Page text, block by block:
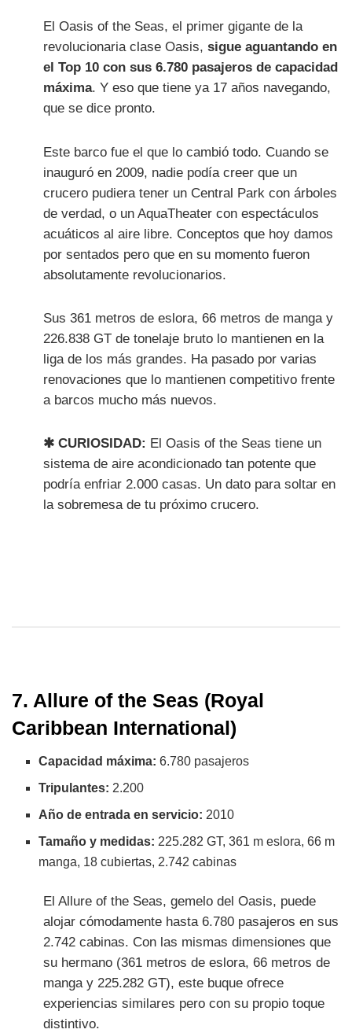
El Oasis of the Seas, el primer gigante de la
revolucionaria clase Oasis, sigue aguantando en
el Top 10 con sus 6.780 pasajeros de capacidad
máxima. Y eso que tiene ya 17 años navegando,
que se dice pronto.
Este barco fue el que lo cambió todo. Cuando se
inauguró en 2009, nadie podía creer que un
crucero pudiera tener un Central Park con árboles
de verdad, o un AquaTheater con espectáculos
acuáticos al aire libre. Conceptos que hoy damos
por sentados pero que en su momento fueron
absolutamente revolucionarios.
Sus 361 metros de eslora, 66 metros de manga y
226.838 GT de tonelaje bruto lo mantienen en la
liga de los más grandes. Ha pasado por varias
renovaciones que lo mantienen competitivo frente
a barcos mucho más nuevos.
✱ CURIOSIDAD: El Oasis of the Seas tiene un
sistema de aire acondicionado tan potente que
podría enfriar 2.000 casas. Un dato para soltar en
la sobremesa de tu próximo crucero.
7. Allure of the Seas (Royal
Caribbean International)
Capacidad máxima: 6.780 pasajeros
Tripulantes: 2.200
Año de entrada en servicio: 2010
Tamaño y medidas: 225.282 GT, 361 m eslora, 66 m
manga, 18 cubiertas, 2.742 cabinas
El Allure of the Seas, gemelo del Oasis, puede
alojar cómodamente hasta 6.780 pasajeros en sus
2.742 cabinas. Con las mismas dimensiones que
su hermano (361 metros de eslora, 66 metros de
manga y 225.282 GT), este buque ofrece
experiencias similares pero con su propio toque
distintivo.